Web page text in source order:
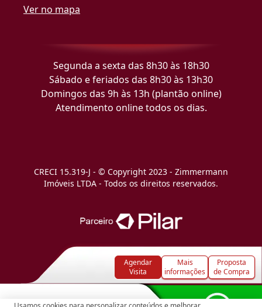
Agendar
Visita
Mais
informações
Proposta
de Compra
Ver no mapa
Segunda a sexta das 8h30 às 18h30
Sábado e feriados das 8h30 às 13h30
Domingos das 9h às 13h (plantão online)
Atendimento online todos os dias.
CRECI 15.319-J - © Copyright 2023 - Zimmermann
Imóveis LTDA - Todos os direitos reservados.